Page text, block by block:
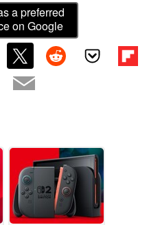
a preferred
on Google